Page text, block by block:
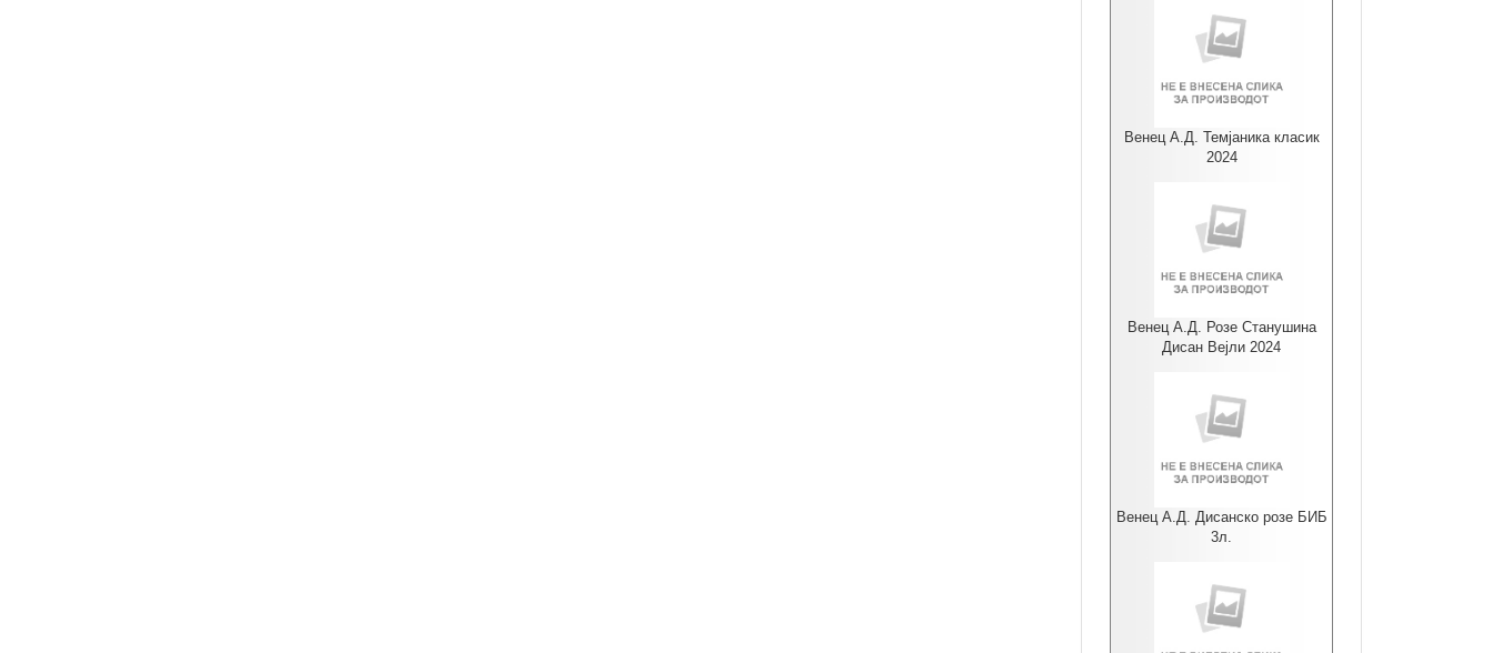
Венец А.Д. Темјаника класик
2024
Венец А.Д. Розе Станушина
Дисан Вејли 2024
Венец А.Д. Дисанско розе БИБ
3л.